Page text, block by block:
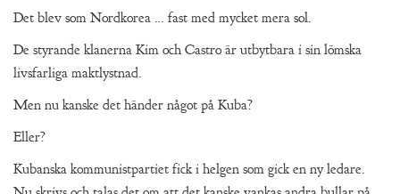
Det blev som Nordkorea … fast med mycket mera sol.
De styrande klanerna Kim och Castro är utbytbara i sin lömska
livsfarliga maktlystnad.
Men nu kanske det händer något på Kuba?
Eller?
Kubanska kommunistpartiet fick i helgen som gick en ny ledare.